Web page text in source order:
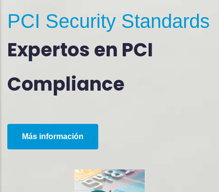
PCI Security Standards
Expertos en PCI
Compliance
Más información